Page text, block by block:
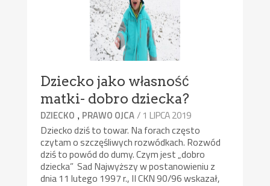
Dziecko jako własność
matki- dobro dziecka?
DZIECKO , PRAWO OJCA/ 1 LIPCA 2019
Dziecko dziś to towar. Na forach często
czytam o szczęśliwych rozwódkach. Rozwód
dziś to powód do dumy. Czym jest „dobro
dziecka” Sad Najwyższy w postanowieniu z
dnia 11 lutego 1997 r., II CKN 90/96 wskazał,